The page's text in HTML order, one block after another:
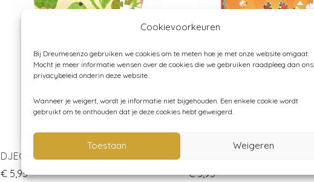
Cookievoorkeuren
Bij Dreumesenzo gebruiken we cookies om te meten hoe je met onze website omgaat.
Mocht je meer informatie wensen over de cookies die we gebruiken raadpleeg dan ons
privacybeleid onderin deze website.
Wanneer je weigert, wordt je informatie niet bijgehouden. Een enkele cookie wordt
gebruikt om te onthouden dat je deze cookies hebt geweigerd.
Toestaan Weigeren
DJECO Mini Puzzel Miss Chichi 60st
€5,95
€5,95